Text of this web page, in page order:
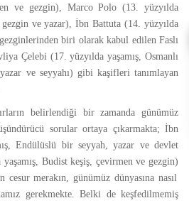
ve gezgin) , Marco Polo (13. yüzyılda
ve yazar) , İbn Battuta (14. yüzyılda
biri olarak kabul edilen Faslı
Çelebi (17. yüzyılda yaşamış, Osmanlı
ve seyyahı) gibi kaşifleri tanımlayan
belirlendiği bir zamanda günümüz
sorular ortaya çıkarmakta; İbn
Endülüslü bir seyyah, yazar ve devlet
yaşamış, Budist keşiş, çevirmen ve gezgin)
merakın, günümüz dünyasına nasıl
gerekmekte. Belki de keşfedilmemiş